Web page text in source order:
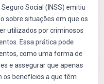
Social (INSS) emitiu
sobre situações em que os
utilizados por criminosos
Essa prática pode
como uma forma de
e assegurar que apenas
os benefícios a que têm